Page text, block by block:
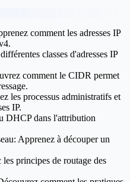
comment les adresses IP
classes d'adresses IP
comment le CIDR permet
les processus administratifs et
IP.
DHCP dans l'attribution
Apprenez à découper un
principes de routage des